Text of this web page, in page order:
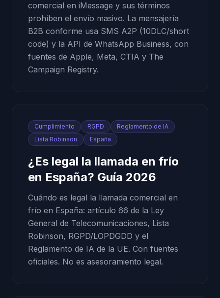
comercial en iMessage y sus términos
prohíben el envío masivo. La mensajería
B2B conforme usa SMS A2P (10DLC/short
code) y la API de WhatsApp Business, con
fuentes de Apple, Meta, CTIA y The
Campaign Registry.
Cumplimiento RGPD
Reglamento de IA
Lista Robinson
España
¿Es legal la llamada en frío
en España? Guía 2026
Cuándo es legal la llamada comercial en
frío en España: artículo 66 de la Ley
General de Telecomunicaciones, Lista
Robinson, RGPD/LOPDGDD y el
Reglamento de IA de la UE. Con fuentes
oficiales. No es asesoramiento legal.